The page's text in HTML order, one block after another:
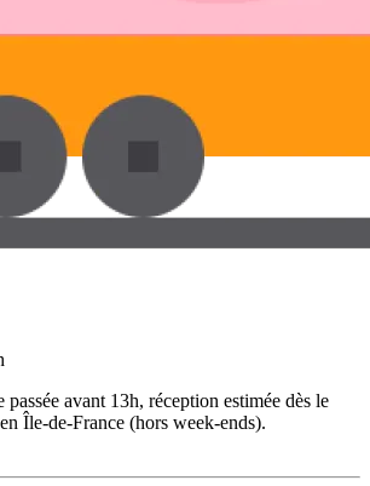
avant 13h, réception estimée dès le
Île-de-France (hors week-ends).